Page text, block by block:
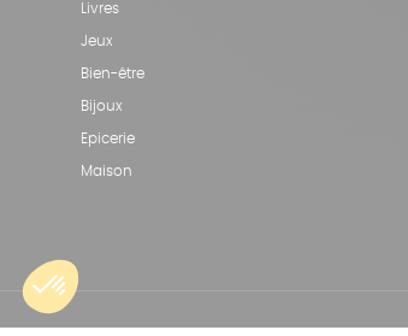
Livres
Jeux
Bien-être
Bijoux
Epicerie
Maison